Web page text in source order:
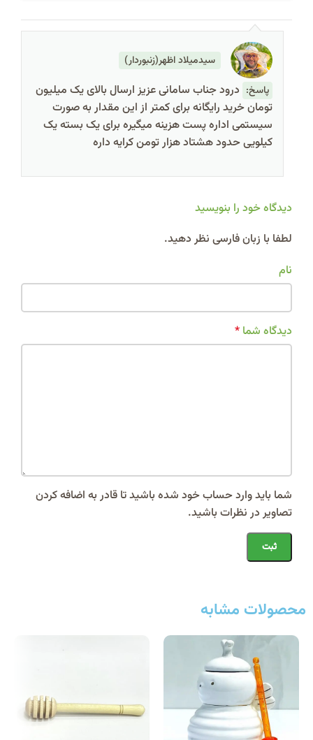
سیدمیلاد اظهر(زنبوردار)
پاسخ: درود جناب سامانی عزیز ارسال بالای یک میلیون
تومان خرید رایگانه برای کمتر از این مقدار به صورت
سیستمی اداره پست هزینه میگیره برای یک بسته یک
کیلویی حدود هشتاد هزار تومن کرایه داره
دیدگاه خود را بنویسید
لطفا با زبان فارسی نظر دهید.
نام
دیدگاه شما *
شما باید وارد حساب خود شده باشید تا قادر به اضافه کردن
تصاویر در نظرات باشید.
Alternative:
محصولات مشابه